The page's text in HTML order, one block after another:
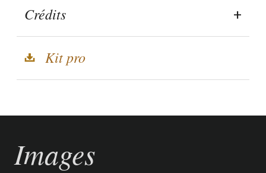
Crédits
Kit pro
Images